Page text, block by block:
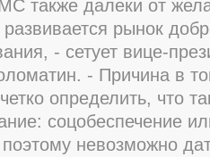
также далеки от
рынок
- сетует вице-
- Причина в
определить, что
соцобеспечение
невозможно